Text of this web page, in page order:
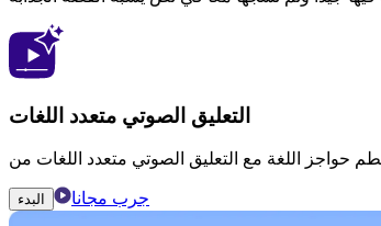
التعليق الصوتي متعدد اللغات
البدء جرب مجانا